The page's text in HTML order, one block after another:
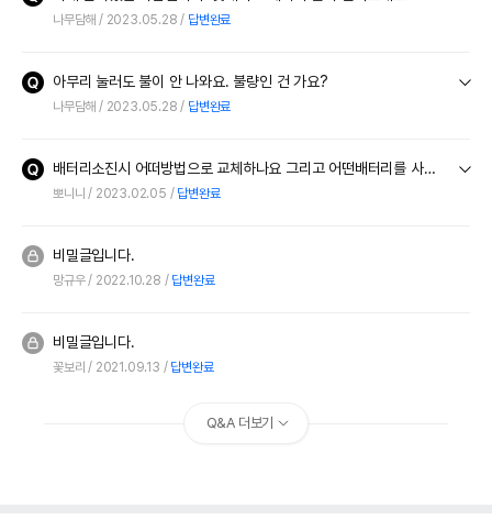
나무담해 2023.05.28 답변완료
아무리 눌러도 불이 안 나와요. 불량인 건 가요?
나무담해 2023.05.28 답변완료
배터리소진시 어떠방법으로 교체하나요 그리고 어떤배터리를 사야하는가요
뽀니니 2023.02.05 답변완료
비밀글입니다.
망규우 2022.10.28 답변완료
비밀글입니다.
꽃보리 2021.09.13 답변완료
Q&A 더보기